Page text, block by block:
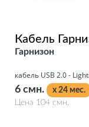
Кабель
Гарнизон
кабель USB 2.0 -
6 смн.
x 24 мес.
Цена 104 смн.